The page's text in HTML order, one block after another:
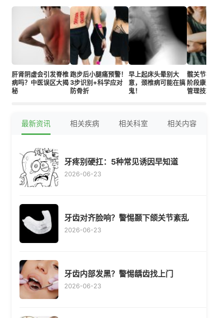
肝肾阴虚会引发脊椎
病吗？中医误区大揭
秘
跑步后小腿痛预警！
3步识别+科学应对
防骨折
早上起床头晕别大
意，颈椎病可能在搞
鬼！
髋关节疼
阶段康复
管理技巧
最新资讯 相关疾病 相关科室 相关内容
牙疼别硬扛：5种常见诱因早知道
2026-06-23
牙齿对齐脸响？警惕颞下颌关节紊乱
2026-06-23
牙齿内部发黑？警惕龋齿找上门
2026-06-23